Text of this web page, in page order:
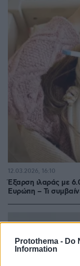
Protothema - Do
Information
Έξαρση ιλαράς με
Ευρώπη – Τι
12.03.2026, 16:10